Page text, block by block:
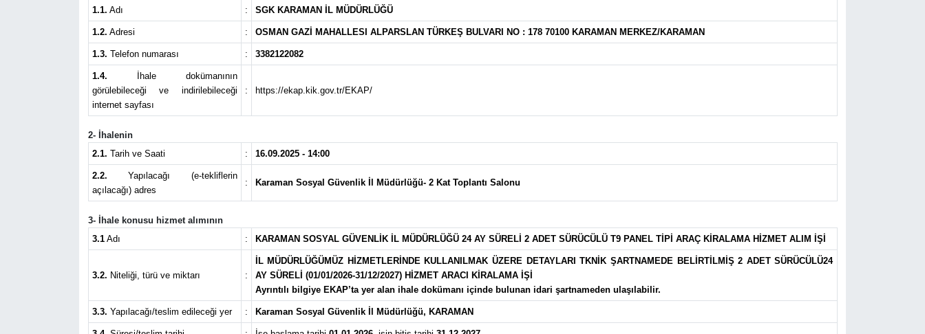
1.1. Adı : SGK KARAMAN İL MÜDÜRLÜĞÜ
1.2. Adresi : OSMAN GAZİ MAHALLESI ALPARSLAN TÜRKEŞ BULVARI NO : 178 70100 KARAMAN MERKEZ/KARAMAN
1.3. Telefon numarası : 3382122082
1.4. İhale dokümanının
görülebileceği ve indirilebileceği
internet sayfası
: https://ekap.kik.gov.tr/EKAP/
2- İhalenin
2.1. Tarih ve Saati : 16.09.2025 - 14:00
2.2. Yapılacağı (e-tekliflerin
açılacağı) adres
: Karaman Sosyal Güvenlik İl Müdürlüğü- 2 Kat Toplantı Salonu
3- İhale konusu hizmet alımının
3.1Adı : KARAMAN SOSYAL GÜVENLİK İL MÜDÜRLÜĞÜ 24 AY SÜRELİ 2 ADET SÜRÜCÜLÜ T9 PANEL TİPİ ARAÇ KİRALAMA HİZMET ALIM İŞİ
3.2. Niteliği, türü ve miktarı :
İL MÜDÜRLÜĞÜMÜZ HİZMETLERİNDE KULLANILMAK ÜZERE DETAYLARI TKNİK ŞARTNAMEDE BELİRTİLMİŞ 2 ADET SÜRÜCÜLÜ24
AY SÜRELİ (01/01/2026-31/12/2027) HİZMET ARACI KİRALAMA İŞİ
Ayrıntılı bilgiye EKAP’ta yer alan ihale dokümanı içinde bulunan idari şartnameden ulaşılabilir.
3.3. Yapılacağı/teslim edileceği yer : Karaman Sosyal Güvenlik İl Müdürlüğü, KARAMAN